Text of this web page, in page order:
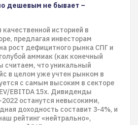
дешевым не бывает –
историей в
предлагая инвесторам
рост дефицитного рынка СПГ и
аммиак (как конечный
считаем, что уникальный
в целом уже учтен рынком в
с самым высоким в секторе
EBITDA 15x. Дивиденды
останутся невысокими,
доходность составит 3-4%, и
рейтинг «нейтрально»,